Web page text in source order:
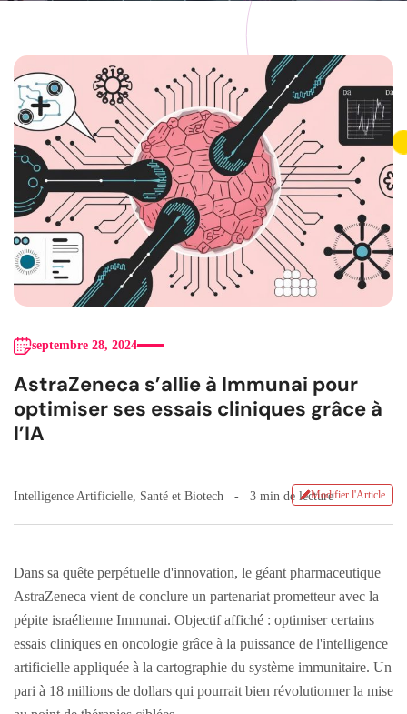
septembre 28, 2024
AstraZeneca s’allie à Immunai pour
optimiser ses essais cliniques grâce à
l’IA
Intelligence Artificielle Santé et Biotech 3 min de lectureModifier l'Article
Dans sa quête perpétuelle d'innovation, le géant pharmaceutique
AstraZeneca vient de conclure un partenariat prometteur avec la
pépite israélienne Immunai. Objectif affiché : optimiser certains
essais cliniques en oncologie grâce à la puissance de l'intelligence
artificielle appliquée à la cartographie du système immunitaire. Un
pari à 18 millions de dollars qui pourrait bien révolutionner la mise